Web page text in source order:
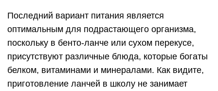
Последний вариант питания является
оптимальным для подрастающего организма,
поскольку в бенто-ланче или сухом перекусе,
присутствуют различные блюда, которые богаты
белком, витаминами и минералами. Как видите,
приготовление ланчей в школу не занимает